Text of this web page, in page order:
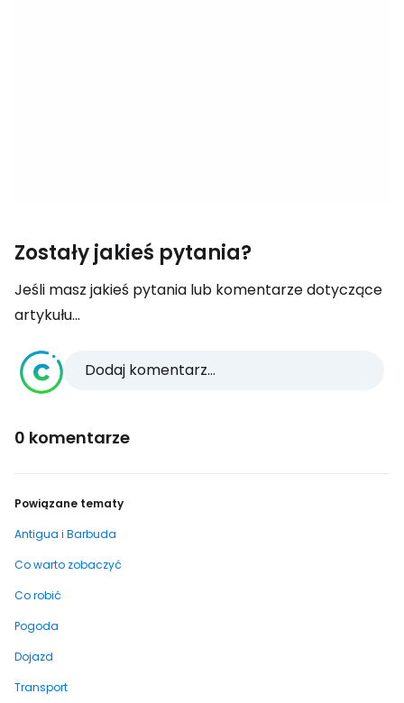
Zostały jakieś pytania?
Jeśli masz jakieś pytania lub komentarze dotyczące
artykułu...
Dodaj komentarz...
0 komentarze
Powiązane tematy
Antigua i Barbuda
Co warto zobaczyć
Co robić
Pogoda
Dojazd
Transport